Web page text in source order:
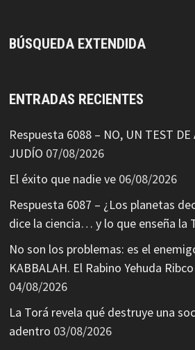
BÚSQUEDA EXTENDIDA
ENTRADAS RECIENTES
Respuesta 6088 – NO, UN TEST DE
JUDÍO 07/08/2026
El éxito que nadie ve 06/08/2026
Respuesta 6087 – ¿Los planetas
dice la ciencia… y lo que enseña la
No son los problemas: es el
KABBALAH. El Rabino Yehuda
04/08/2026
La Torá revela qué destruye una
adentro 03/08/2026